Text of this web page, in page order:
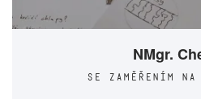
NMgr.
SE ZAMĚŘENÍM